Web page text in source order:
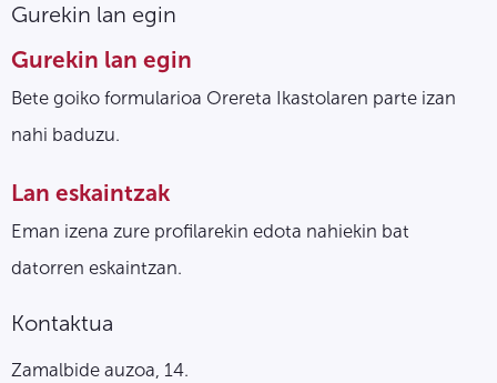
Gurekin lan egin
Gurekin lan egin
Bete goiko formularioa Orereta Ikastolaren parte izan
nahi baduzu.
Lan eskaintzak
Eman izena zure profilarekin edota nahiekin bat
datorren eskaintzan.
Kontaktua
Zamalbide auzoa, 14.